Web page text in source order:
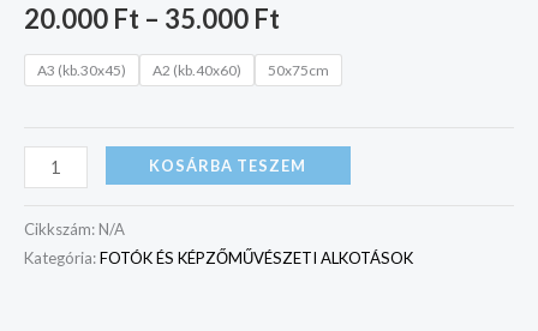
20.000 Ft – 35.000 Ft
A3 (kb.30x45) A2 (kb.40x60) 50x75cm
KOSÁRBA TESZEM
Cikkszám: N/A
Kategória:FOTÓK ÉS KÉPZŐMŰVÉSZETI ALKOTÁSOK